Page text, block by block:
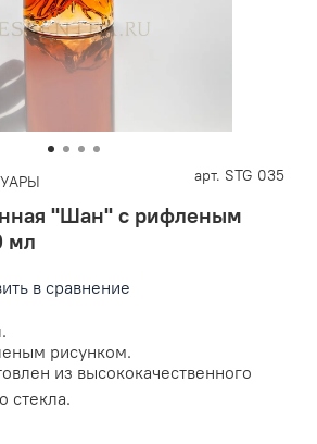
арт. STG 035
"Шан" с рифленым
мл
в сравнение
рисунком.
из высококачественного
стекла.